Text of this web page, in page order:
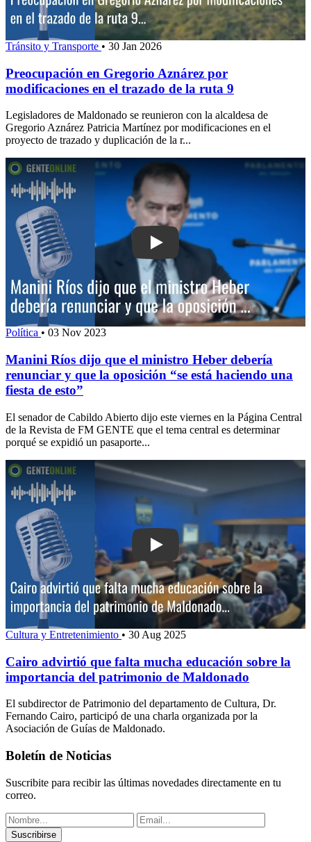
Tránsito y Transporte • 30 Jan 2026
Preocupación en Gregorio Aznárez por
modificaciones en el trazado de la ruta 9
Legisladores de Maldonado se reunieron con la alcaldesa de
Gregorio Aznárez Patricia Martínez por modificaciones en el
proyecto de trazado y duplicación de la r...
Play: Manini Ríos dijo que el ministro
Política • 03 Nov 2023
Manini Ríos dijo que el ministro Heber debería
renunciar y que la oposición “se está haciendo una
fiesta de esto”
El senador de Cabildo Abierto dijo este viernes en la Página Central
de la Revista de FM GENTE que el tema central es determinar
porqué se expidió un pasaporte...
Play: Cairo advirtió que falta mucha
Cultura y Entretenimiento • 30 Aug 2025
Cairo advirtió que falta mucha educación sobre la
importancia del patrimonio de Maldonado
El subdirector de Patrimonio del departamento de Cultura, Dr.
Fernando Cairo, participó de una charla organizada por la
Asociación de Guías de Maldonado.
Boletín de Noticias
Suscribite para recibir las últimas novedades directamente en tu
correo.
Suscribirse